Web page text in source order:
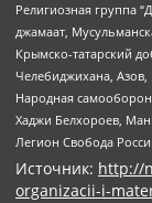
Религиозная группа
джамаат,
Крымско-татарский
Челебиджихана, Азов,
Народная
Хаджи Белхороев,
Легион Свобода
Источник: http://
organizacii-i-